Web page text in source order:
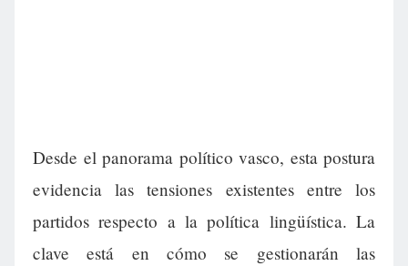
Desde el panorama político vasco, esta postura
evidencia las tensiones existentes entre los
partidos respecto a la política lingüística. La
clave está en cómo se gestionarán las